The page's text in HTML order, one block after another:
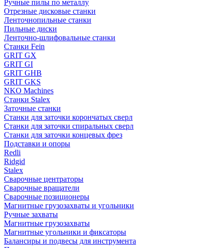
Ручные пилы по металлу
Отрезные дисковые станки
Ленточнопильные станки
Пильные диски
Ленточно-шлифовальные станки
Станки Fein
GRIT GX
GRIT GI
GRIT GHB
GRIT GKS
NKO Machines
Станки Stalex
Заточные станки
Станки для заточки корончатых сверл
Станки для заточки спиральных сверл
Станки для заточки концевых фрез
Подставки и опоры
Redli
Ridgid
Stalex
Сварочные центраторы
Сварочные вращатели
Сварочные позиционеры
Магнитные грузозахваты и угольники
Ручные захваты
Магнитные грузозахваты
Магнитные угольники и фиксаторы
Балансиры и подвесы для инструмента